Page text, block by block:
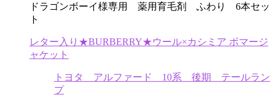
ドラゴンボーイ様専用 薬用育毛剤 ふわり 6本セッ
ト
レター入り★BURBERRY★ウール×カシミア ボマージ
ャケット
トヨタ アルファード 10系 後期 テールラン
プ